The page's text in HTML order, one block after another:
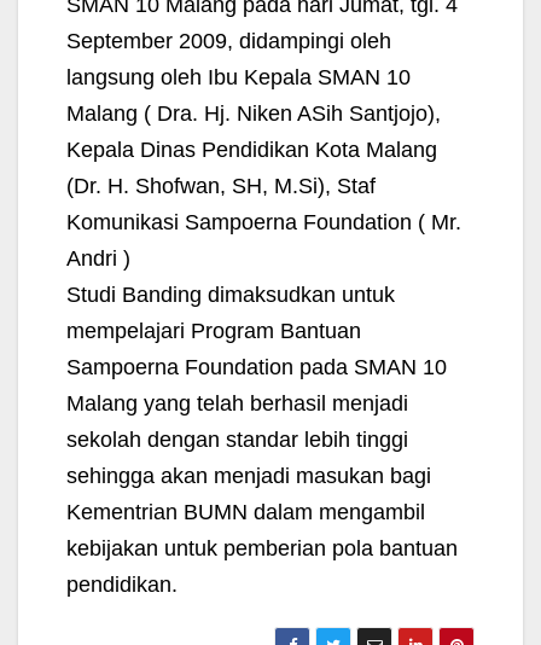
SMAN 10 Malang pada hari Jumat, tgl. 4
September 2009, didampingi oleh
langsung oleh Ibu Kepala SMAN 10
Malang ( Dra. Hj. Niken ASih Santjojo),
Kepala Dinas Pendidikan Kota Malang
(Dr. H. Shofwan, SH, M.Si), Staf
Komunikasi Sampoerna Foundation ( Mr.
Andri )
Studi Banding dimaksudkan untuk
mempelajari Program Bantuan
Sampoerna Foundation pada SMAN 10
Malang yang telah berhasil menjadi
sekolah dengan standar lebih tinggi
sehingga akan menjadi masukan bagi
Kementrian BUMN dalam mengambil
kebijakan untuk pemberian pola bantuan
pendidikan.